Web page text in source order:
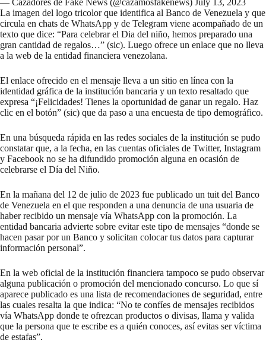
— Cazadores de Fake News (@cazamosfakenews) July 13, 2023
La imagen del logo tricolor que identifica al Banco de Venezuela y que
circula en chats de WhatsApp y de Telegram viene acompañado de un
texto que dice: “Para celebrar el Dia del niño, hemos preparado una
gran cantidad de regalos…” (sic). Luego ofrece un enlace que no lleva
a la web de la entidad financiera venezolana.
El enlace ofrecido en el mensaje lleva a un sitio en línea con la
identidad gráfica de la institución bancaria y un texto resaltado que
expresa “¡Felicidades! Tienes la oportunidad de ganar un regalo. Haz
clic en el botón” (sic) que da paso a una encuesta de tipo demográfico.
En una búsqueda rápida en las redes sociales de la institución se pudo
constatar que, a la fecha, en las cuentas oficiales de Twitter, Instagram
y Facebook no se ha difundido promoción alguna en ocasión de
celebrarse el Día del Niño.
En la mañana del 12 de julio de 2023 fue publicado un tuit del Banco
de Venezuela en el que responden a una denuncia de una usuaria de
haber recibido un mensaje vía WhatsApp con la promoción. La
entidad bancaria advierte sobre evitar este tipo de mensajes “donde se
hacen pasar por un Banco y solicitan colocar tus datos para capturar
información personal”.
En la web oficial de la institución financiera tampoco se pudo observar
alguna publicación o promoción del mencionado concurso. Lo que sí
aparece publicado es una lista de recomendaciones de seguridad, entre
las cuales resalta la que indica: “No te confíes de mensajes recibidos
vía WhatsApp donde te ofrezcan productos o divisas, llama y valida
que la persona que te escribe es a quién conoces, así evitas ser víctima
de estafas”.